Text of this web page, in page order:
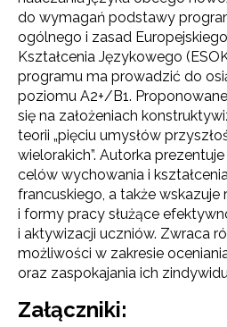
do wymagań podstawy
ogólnego i zasad
Kształcenia Językowego
programu ma prowadzić do
poziomu A2+/B1.
się na założeniach
teorii „pięciu umysłów
wielorakich”. Autorka
celów wychowania i
francuskiego, a także wskazuje
i formy pracy służące
i aktywizacji uczniów. Zwraca
możliwości w zakresie
oraz zaspokajania ich
Załączniki: